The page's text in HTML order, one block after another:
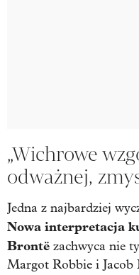
„Wichrowe
odważnej,
Jedna z najbardziej
Nowa interpretacja
Brontë zachwyca nie
Margot Robbie i